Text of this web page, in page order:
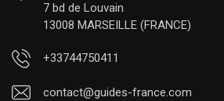
7 bd de Louvain
13008 MARSEILLE (FRANCE)
+33744750411
contact@guides-france.com